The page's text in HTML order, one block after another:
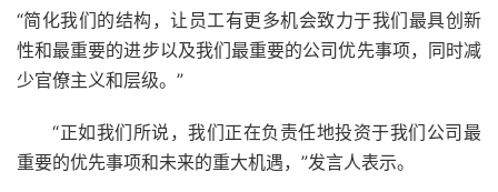
“简化我们的结构，让员工有更多机会致力于我们最具创新
性和最重要的进步以及我们最重要的公司优先事项，同时减
少官僚主义和层级。”
“正如我们所说，我们正在负责任地投资于我们公司最
重要的优先事项和未来的重大机遇，”发言人表示。